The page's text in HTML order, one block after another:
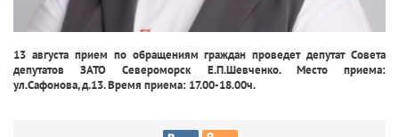
13 августа прием по обращениям граждан проведет депутат Совета
депутатов ЗАТО Североморск Е.П.Шевченко. Место приема:
ул.Сафонова, д.13. Время приема: 17.00-18.00ч.